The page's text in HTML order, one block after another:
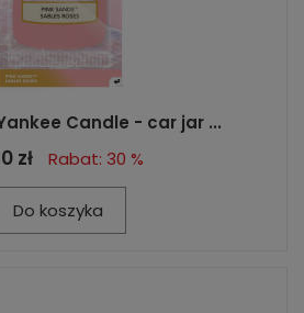
Candle - car jar ...
zł Rabat: 30 %
Do koszyka